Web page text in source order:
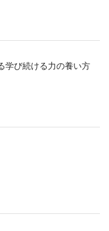
学び続ける力の養い方